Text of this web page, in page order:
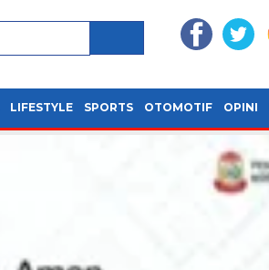
LIFESTYLE SPORTS OTOMOTIF OPINI